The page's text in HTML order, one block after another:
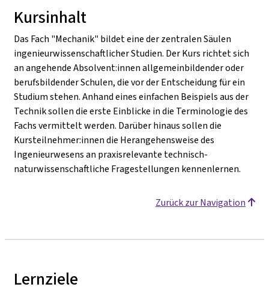
Kursinhalt
Das Fach "Mechanik" bildet eine der zentralen Säulen
ingenieurwissenschaftlicher Studien. Der Kurs richtet sich
an angehende Absolvent:innen allgemeinbildender oder
berufsbildender Schulen, die vor der Entscheidung für ein
Studium stehen. Anhand eines einfachen Beispiels aus der
Technik sollen die erste Einblicke in die Terminologie des
Fachs vermittelt werden. Darüber hinaus sollen die
Kursteilnehmer:innen die Herangehensweise des
Ingenieurwesens an praxisrelevante technisch-
naturwissenschaftliche Fragestellungen kennenlernen.
Zurück zur Navigation
Lernziele